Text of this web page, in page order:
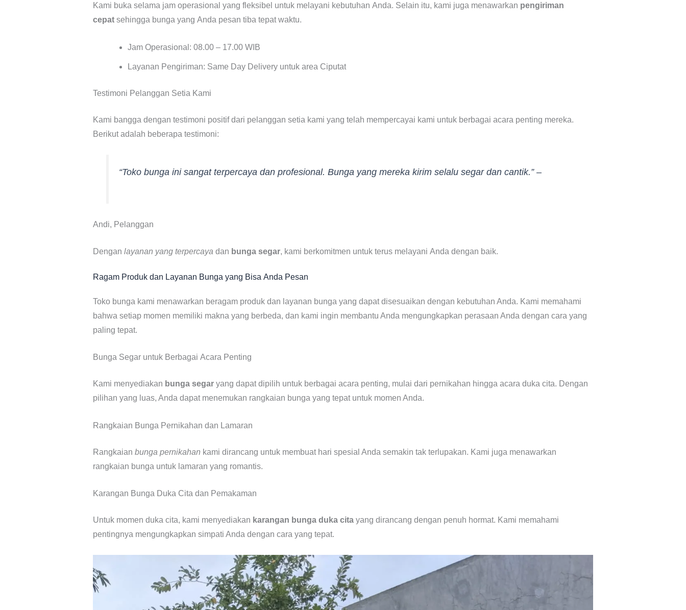
Kami buka selama jam operasional yang fleksibel untuk melayani kebutuhan Anda. Selain itu, kami juga menawarkan pengiriman
cepat sehingga bunga yang Anda pesan tiba tepat waktu.
Jam Operasional: 08.00 – 17.00 WIB
Layanan Pengiriman: Same Day Delivery untuk area Ciputat
Testimoni Pelanggan Setia Kami
Kami bangga dengan testimoni positif dari pelanggan setia kami yang telah mempercayai kami untuk berbagai acara penting mereka.
Berikut adalah beberapa testimoni:
“Toko bunga ini sangat terpercaya dan profesional. Bunga yang mereka kirim selalu segar dan cantik.” –
Andi, Pelanggan
Dengan layanan yang terpercaya dan bunga segar, kami berkomitmen untuk terus melayani Anda dengan baik.
Ragam Produk dan Layanan Bunga yang Bisa Anda Pesan
Toko bunga kami menawarkan beragam produk dan layanan bunga yang dapat disesuaikan dengan kebutuhan Anda. Kami memahami
bahwa setiap momen memiliki makna yang berbeda, dan kami ingin membantu Anda mengungkapkan perasaan Anda dengan cara yang
paling tepat.
Bunga Segar untuk Berbagai Acara Penting
Kami menyediakan bunga segar yang dapat dipilih untuk berbagai acara penting, mulai dari pernikahan hingga acara duka cita. Dengan
pilihan yang luas, Anda dapat menemukan rangkaian bunga yang tepat untuk momen Anda.
Rangkaian Bunga Pernikahan dan Lamaran
Rangkaian bunga pernikahan kami dirancang untuk membuat hari spesial Anda semakin tak terlupakan. Kami juga menawarkan
rangkaian bunga untuk lamaran yang romantis.
Karangan Bunga Duka Cita dan Pemakaman
Untuk momen duka cita, kami menyediakan karangan bunga duka cita yang dirancang dengan penuh hormat. Kami memahami
pentingnya mengungkapkan simpati Anda dengan cara yang tepat.